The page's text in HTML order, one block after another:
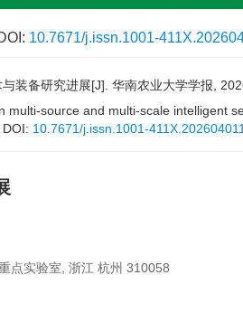
10.7671/j.issn.1001-
装备研究进展[J]. 华南农业大学学报,
multi-source and multi-scale
DOI: 10.7671/j.issn.1001-411X.202604011
点实验室, 浙江 杭州 310058